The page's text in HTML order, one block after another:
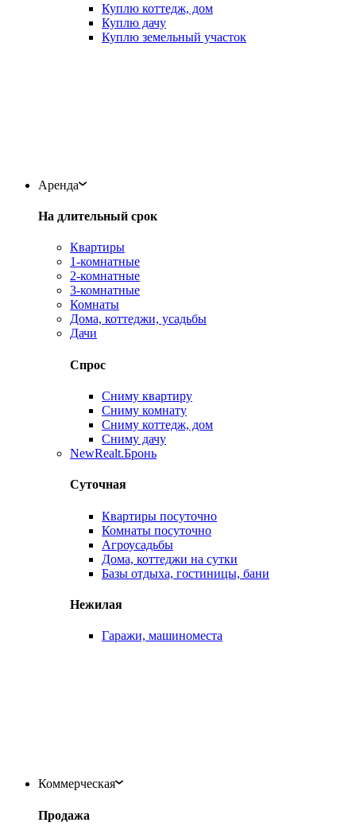
Куплю коттедж, дом
Куплю дачу
Куплю земельный участок
Аренда
На длительный срок
Квартиры
1-комнатные
2-комнатные
3-комнатные
Комнаты
Дома, коттеджи, усадьбы
Дачи
Спрос
Сниму квартиру
Сниму комнату
Сниму коттедж, дом
Сниму дачу
NewRealt.Бронь
Суточная
Квартиры посуточно
Комнаты посуточно
Агроусадьбы
Дома, коттеджи на сутки
Базы отдыха, гостиницы, бани
Нежилая
Гаражи, машиноместа
Коммерческая
Продажа